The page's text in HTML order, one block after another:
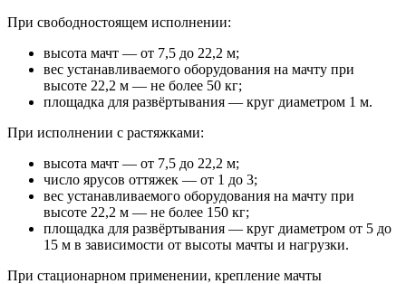
При свободностоящем исполнении:
высота мачт — от 7,5 до 22,2 м;
вес устанавливаемого оборудования на мачту при
высоте 22,2 м — не более 50 кг;
площадка для развёртывания — круг диаметром 1 м.
При исполнении с растяжками:
высота мачт — от 7,5 до 22,2 м;
число ярусов оттяжек — от 1 до 3;
вес устанавливаемого оборудования на мачту при
высоте 22,2 м — не более 150 кг;
площадка для развёртывания — круг диаметром от 5 до
15 м в зависимости от высоты мачты и нагрузки.
При стационарном применении, крепление мачты